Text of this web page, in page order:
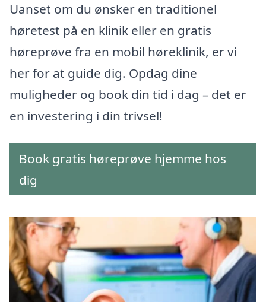
Uanset om du ønsker en traditionel
høretest på en klinik eller en gratis
høreprøve fra en mobil høreklinik, er vi
her for at guide dig. Opdag dine
muligheder og book din tid i dag – det er
en investering i din trivsel!
Book gratis høreprøve hjemme hos
dig